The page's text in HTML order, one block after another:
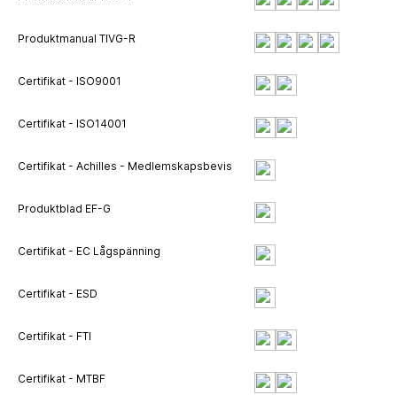
Produktmanual TIVG-R
Certifikat - ISO9001
Certifikat - ISO14001
Certifikat - Achilles - Medlemskapsbevis
Produktblad EF-G
Certifikat - EC Lågspänning
Certifikat - ESD
Certifikat - FTI
Certifikat - MTBF